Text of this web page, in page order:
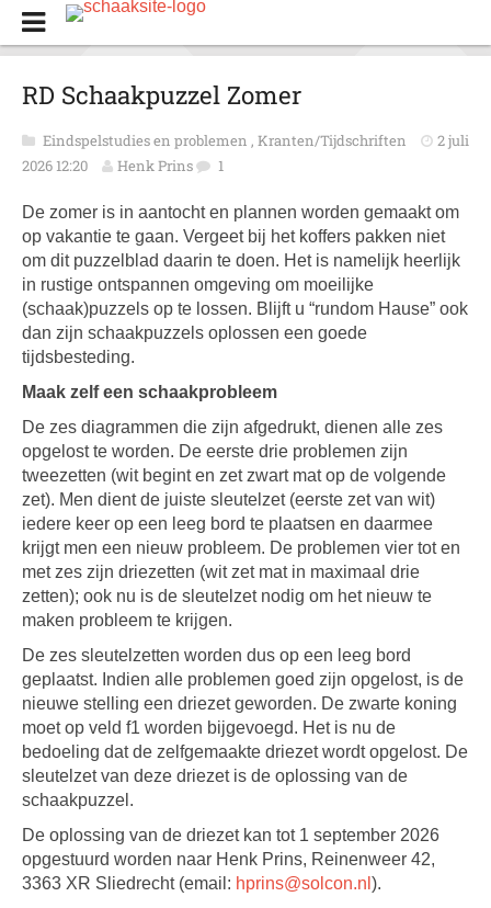
RD Schaakpuzzel Zomer
Eindspelstudies en problemen , Kranten/Tijdschriften
2 juli
2026 12:20
Henk Prins 1
De zomer is in aantocht en plannen worden gemaakt om
op vakantie te gaan. Vergeet bij het koffers pakken niet
om dit puzzelblad daarin te doen. Het is namelijk heerlijk
in rustige ontspannen omgeving om moeilijke
(schaak)puzzels op te lossen. Blijft u “rundom Hause” ook
dan zijn schaakpuzzels oplossen een goede
tijdsbesteding.
Maak zelf een schaakprobleem
De zes diagrammen die zijn afgedrukt, dienen alle zes
opgelost te worden. De eerste drie problemen zijn
tweezetten (wit begint en zet zwart mat op de volgende
zet). Men dient de juiste sleutelzet (eerste zet van wit)
iedere keer op een leeg bord te plaatsen en daarmee
krijgt men een nieuw probleem. De problemen vier tot en
met zes zijn driezetten (wit zet mat in maximaal drie
zetten); ook nu is de sleutelzet nodig om het nieuw te
maken probleem te krijgen.
De zes sleutelzetten worden dus op een leeg bord
geplaatst. Indien alle problemen goed zijn opgelost, is de
nieuwe stelling een driezet geworden. De zwarte koning
moet op veld f1 worden bijgevoegd. Het is nu de
bedoeling dat de zelfgemaakte driezet wordt opgelost. De
sleutelzet van deze driezet is de oplossing van de
schaakpuzzel.
De oplossing van de driezet kan tot 1 september 2026
opgestuurd worden naar Henk Prins, Reinenweer 42,
3363 XR Sliedrecht (email: hprins@solcon.nl ).